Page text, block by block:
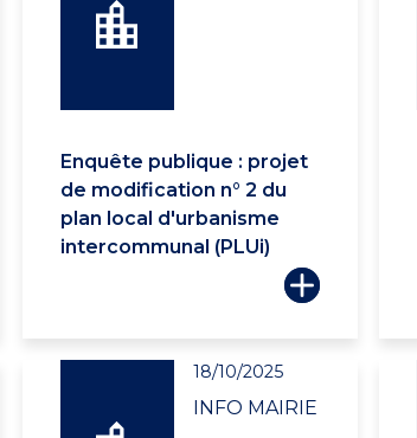
Enquête publique : projet
de modification n° 2 du
plan local d'urbanisme
intercommunal (PLUi)
18/10/2025
INFO MAIRIE